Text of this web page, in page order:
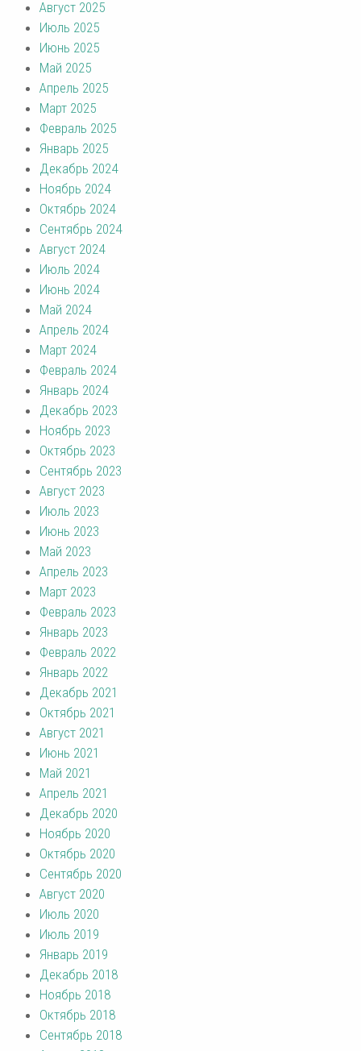
Август 2025
Июль 2025
Июнь 2025
Май 2025
Апрель 2025
Март 2025
Февраль 2025
Январь 2025
Декабрь 2024
Ноябрь 2024
Октябрь 2024
Сентябрь 2024
Август 2024
Июль 2024
Июнь 2024
Май 2024
Апрель 2024
Март 2024
Февраль 2024
Январь 2024
Декабрь 2023
Ноябрь 2023
Октябрь 2023
Сентябрь 2023
Август 2023
Июль 2023
Июнь 2023
Май 2023
Апрель 2023
Март 2023
Февраль 2023
Январь 2023
Февраль 2022
Январь 2022
Декабрь 2021
Октябрь 2021
Август 2021
Июнь 2021
Май 2021
Апрель 2021
Декабрь 2020
Ноябрь 2020
Октябрь 2020
Сентябрь 2020
Август 2020
Июль 2020
Июль 2019
Январь 2019
Декабрь 2018
Ноябрь 2018
Октябрь 2018
Сентябрь 2018